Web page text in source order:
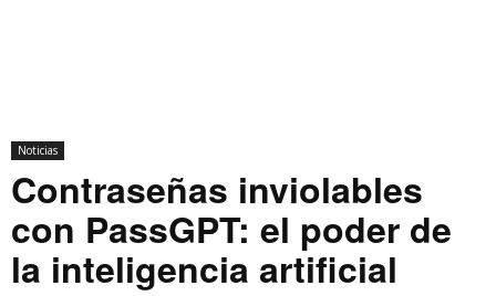
Noticias
Contraseñas inviolables
con PassGPT: el poder de
la inteligencia artificial